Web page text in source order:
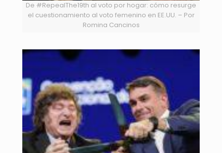
De #RepealThe19th al voto por hogar: cómo resurge
el cuestionamiento al voto femenino en EE.UU. – Por
Romina Cancinos